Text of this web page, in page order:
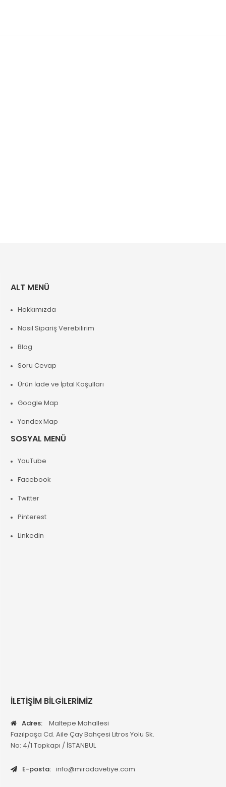
ALT MENÜ
Hakkımızda
Nasıl Sipariş Verebilirim
Blog
Soru Cevap
Ürün İade ve İptal Koşulları
Google Map
Yandex Map
SOSYAL MENÜ
YouTube
Facebook
Twitter
Pinterest
Linkedin
İLETİŞİM BİLGİLERİMİZ
Adres:
Maltepe Mahallesi
Fazılpaşa Cd. Aile Çay Bahçesi Litros Yolu Sk.
No: 4/1 Topkapı / İSTANBUL
E-posta: info@miradavetiye.com